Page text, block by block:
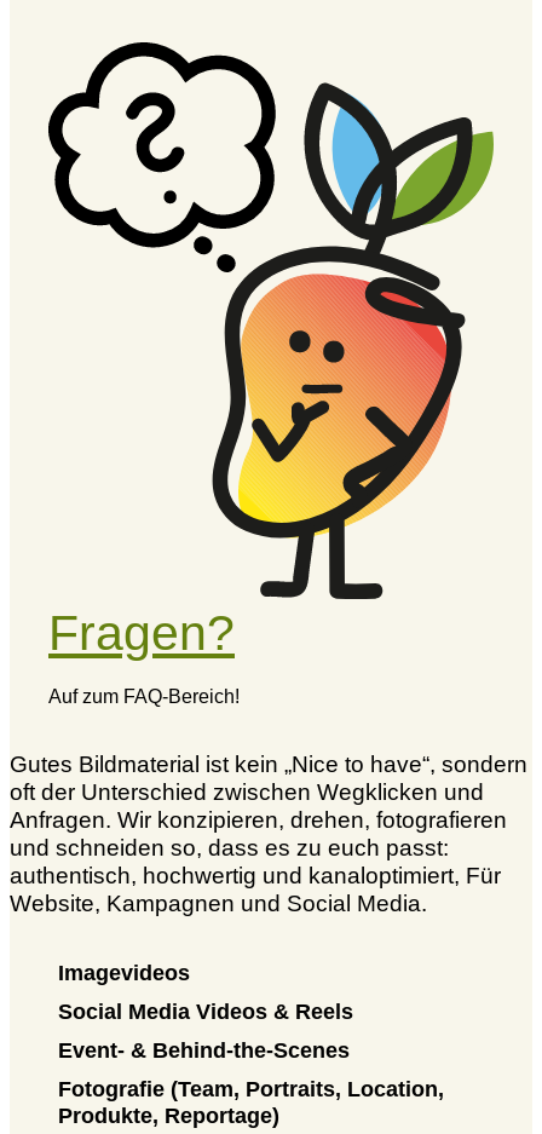
Fragen?
Auf zum FAQ-Bereich!
Gutes Bildmaterial ist kein „Nice to have“, sondern
oft der Unterschied zwischen Wegklicken und
Anfragen. Wir konzipieren, drehen, fotografieren
und schneiden so, dass es zu euch passt:
authentisch, hochwertig und kanaloptimiert, Für
Website, Kampagnen und Social Media.
Imagevideos
Social Media Videos & Reels
Event- & Behind-the-Scenes
Fotografie (Team, Portraits, Location,
Produkte, Reportage)